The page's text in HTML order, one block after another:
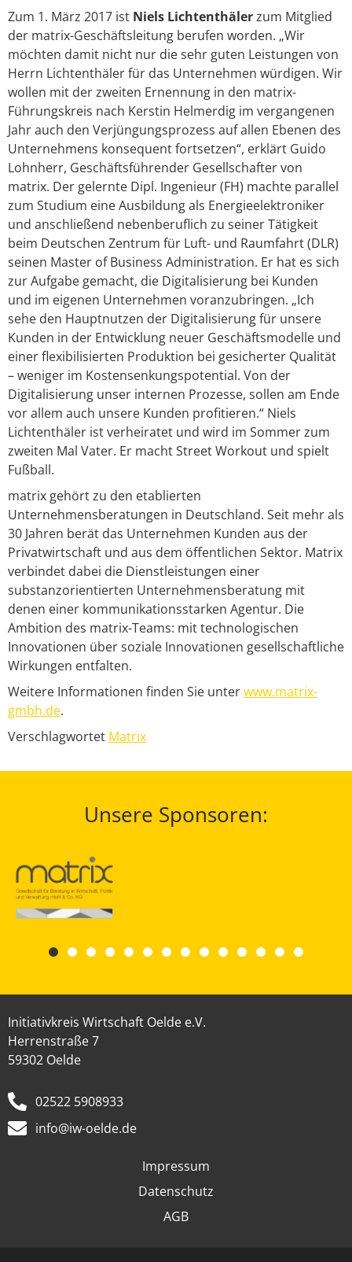
Zum 1. März 2017 ist Niels Lichtenthälerzum Mitglied
der matrix-Geschäftsleitung berufen worden. „Wir
möchten damit nicht nur die sehr guten Leistungen von
Herrn Lichtenthäler für das Unternehmen würdigen. Wir
wollen mit der zweiten Ernennung in den matrix-
Führungskreis nach Kerstin Helmerdig im vergangenen
Jahr auch den Verjüngungsprozess auf allen Ebenen des
Unternehmens konsequent fortsetzen“, erklärt Guido
Lohnherr, Geschäftsführender Gesellschafter von
matrix. Der gelernte Dipl. Ingenieur (FH) machte parallel
zum Studium eine Ausbildung als Energieelektroniker
und anschließend nebenberuflich zu seiner Tätigkeit
beim Deutschen Zentrum für Luft- und Raumfahrt (DLR)
seinen Master of Business Administration. Er hat es sich
zur Aufgabe gemacht, die Digitalisierung bei Kunden
und im eigenen Unternehmen voranzubringen. „Ich
sehe den Hauptnutzen der Digitalisierung für unsere
Kunden in der Entwicklung neuer Geschäftsmodelle und
einer flexibilisierten Produktion bei gesicherter Qualität
– weniger im Kostensenkungspotential. Von der
Digitalisierung unser internen Prozesse, sollen am Ende
vor allem auch unsere Kunden profitieren.“ Niels
Lichtenthäler ist verheiratet und wird im Sommer zum
zweiten Mal Vater. Er macht Street Workout und spielt
Fußball.
matrix gehört zu den etablierten
Unternehmensberatungen in Deutschland. Seit mehr als
30 Jahren berät das Unternehmen Kunden aus der
Privatwirtschaft und aus dem öffentlichen Sektor. Matrix
verbindet dabei die Dienstleistungen einer
substanzorientierten Unternehmensberatung mit
denen einer kommunikationsstarken Agentur. Die
Ambition des matrix-Teams: mit technologischen
Innovationen über soziale Innovationen gesellschaftliche
Wirkungen entfalten.
Weitere Informationen finden Sie unterwww.matrix-
gmbh.de.
Verschlagwortet Matrix
Unsere Sponsoren:
Initiativkreis Wirtschaft Oelde e.V.
Herrenstraße 7
59302 Oelde
02522 5908933
info@iw-oelde.de
Impressum
Datenschutz
AGB